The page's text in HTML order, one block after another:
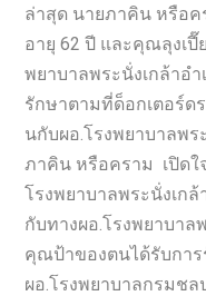
ล่าสุด นายภาคิน หรือ
อายุ 62 ปี และคุณลุงเปี๊
พยาบาลพระนั่งเกล้าอ
รักษาตามที่ด็อกเตอร์ด
นกับผอ.โรงพยาบาลพ
ภาคิน หรือคราม เปิดใ
โรงพยาบาลพระนั่งเก
กับทางผอ.โรงพยาบาล
คุณป้าของตนได้รับกา
ผอ.โรงพยาบาลกรมช